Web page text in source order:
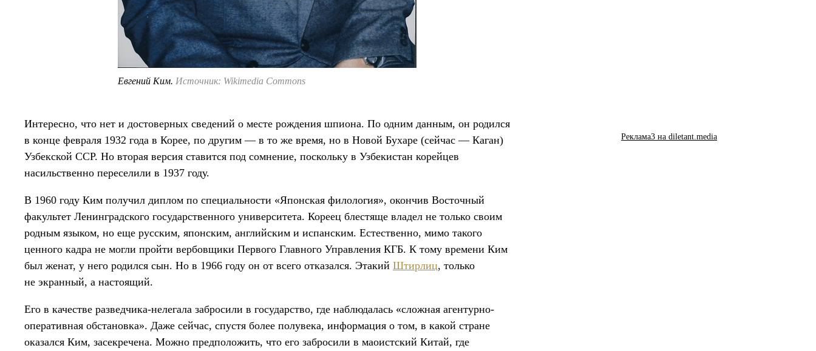
Евгений Ким. Источник: Wikimedia Commons
Интересно, что нет и достоверных сведений о месте рождения шпиона. По одним данным, он родился
в конце февраля 1932 года в Корее, по другим — в то же время, но в Новой Бухаре (сейчас — Каган)
Узбекской ССР. Но вторая версия ставится под сомнение, поскольку в Узбекистан корейцев
насильственно переселили в 1937 году.
В 1960 году Ким получил диплом по специальности «Японская филология», окончив Восточный
факультет Ленинградского государственного университета. Кореец блестяще владел не только своим
родным языком, но еще русским, японским, английским и испанским. Естественно, мимо такого
ценного кадра не могли пройти вербовщики Первого Главного Управления КГБ. К тому времени Ким
был женат, у него родился сын. Но в 1966 году он от всего отказался. Этакий Штирлиц, только
не экранный, а настоящий.
Его в качестве разведчика-нелегала забросили в государство, где наблюдалась «сложная агентурно-
оперативная обстановка». Даже сейчас, спустя более полувека, информация о том, в какой стране
оказался Ким, засекречена. Можно предположить, что его забросили в маоистский Китай, где
Реклама3 на diletant.media